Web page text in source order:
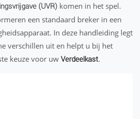
(UVR) komen in het spel.
een standaard breker in een
In deze handleiding legt
verschillen uit en helpt u bij het
keuze voor uw Verdeelkast.